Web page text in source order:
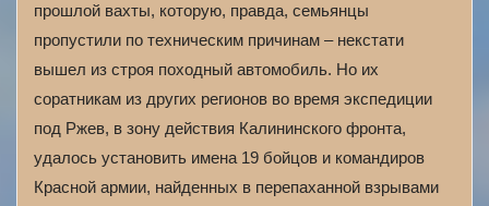
прошлой вахты, которую, правда, семьянцы
пропустили по техническим причинам – некстати
вышел из строя походный автомобиль. Но их
соратникам из других регионов во время экспедиции
под Ржев, в зону действия Калининского фронта,
удалось установить имена 19 бойцов и командиров
Красной армии, найденных в перепаханной взрывами